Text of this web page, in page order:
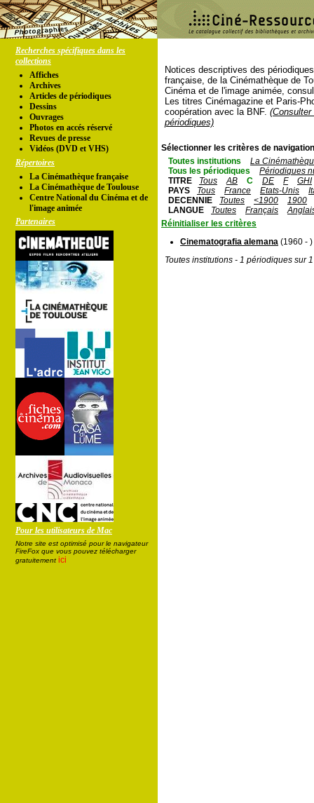
Recherches spécifiques dans les
collections
Affiches
Archives
Articles de périodiques
Dessins
Ouvrages
Photos en accés réservé
Revues de presse
Vidéos (DVD et VHS)
Répertoires
La Cinémathèque française
La Cinémathèque de Toulouse
Centre National du Cinéma et de
l'image animée
Partenaires
Pour les utilisateurs de Mac
Notre site est optimisé pour le navigateur
FireFox que vous pouvez télécharger
gratuitement ici
Notices descriptives des
française, de la Cinémathèque de
Cinéma et de l'image animée,
Les titres Cinémagazine et Paris-
coopération avec la BNF.
périodiques)
Sélectionner les critères de
Toutes institutions
La
Tous les périodiques
Périodiques
TITRE
Tous AB C DE F
GHI
PAYS
Tous France Etats-Unis
DECENNIE
Toutes <1900
1900
LANGUE
Toutes Français
Réinitialiser les critères
Cinematografia alemana (1960 - )
Toutes institutions - 1 périodiques sur